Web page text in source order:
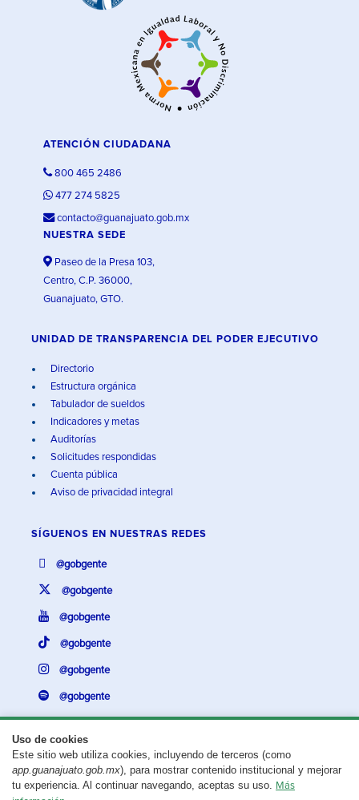
Uso de cookies
Este sitio web utiliza cookies, incluyendo de terceros (como
app.guanajuato.gob.mx), para mostrar contenido institucional y mejorar
tu experiencia. Al continuar navegando, aceptas su uso. Más
ATENCIÓN CIUDADANA
800 465 2486
477 274 5825
contacto@guanajuato.gob.mx
NUESTRA SEDE
Paseo de la Presa 103,
Centro, C.P. 36000,
Guanajuato, GTO.
UNIDAD DE TRANSPARENCIA DEL PODER EJECUTIVO
Directorio
Estructura orgánica
Tabulador de sueldos
Indicadores y metas
Auditorías
Solicitudes respondidas
Cuenta pública
Aviso de privacidad integral
SÍGUENOS EN NUESTRAS REDES
@gobgente
@gobgente
@gobgente
@gobgente
@gobgente
@gobgente
¿Existe algún problema con esta página?Repórtalo aquí.
Aviso legal